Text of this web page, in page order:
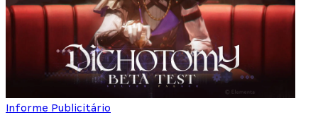
Informe Publicitário